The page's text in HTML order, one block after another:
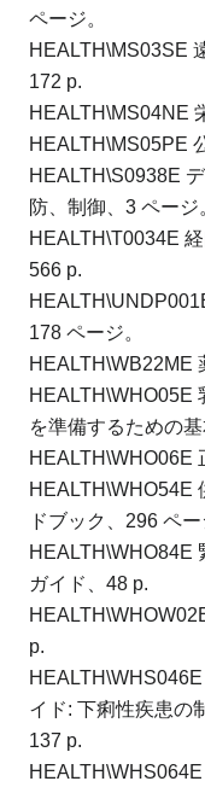
ページ。
HEALTH\MS03SE
172 p.
HEALTH\MS04NE
HEALTH\MS05PE
HEALTH\S0938E
防、制御、3 ページ
HEALTH\T0034E
566 p.
178 ページ。
HEALTH\WB22ME
HEALTH\WHO05E
を準備するための
HEALTH\WHO06E
HEALTH\WHO54E
ドブック、296 ペー
HEALTH\WHO84E
ガイド、48 p.
p.
イド: 下痢性疾患の
137 p.